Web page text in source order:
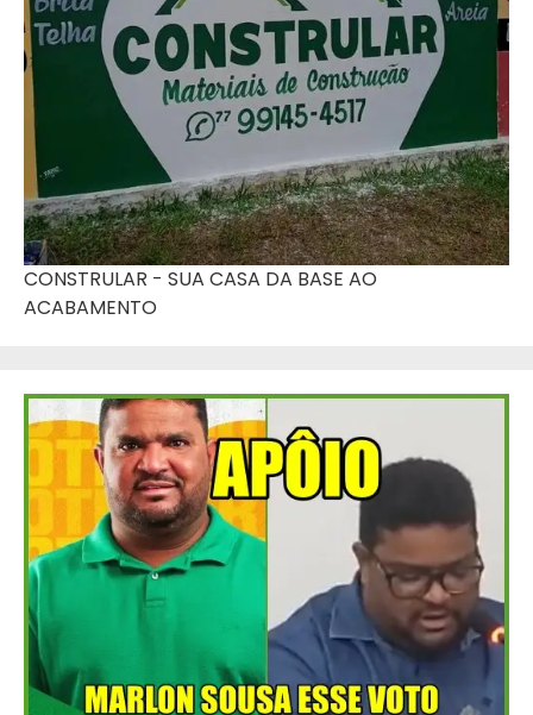
CONSTRULAR - SUA CASA DA BASE AO
ACABAMENTO